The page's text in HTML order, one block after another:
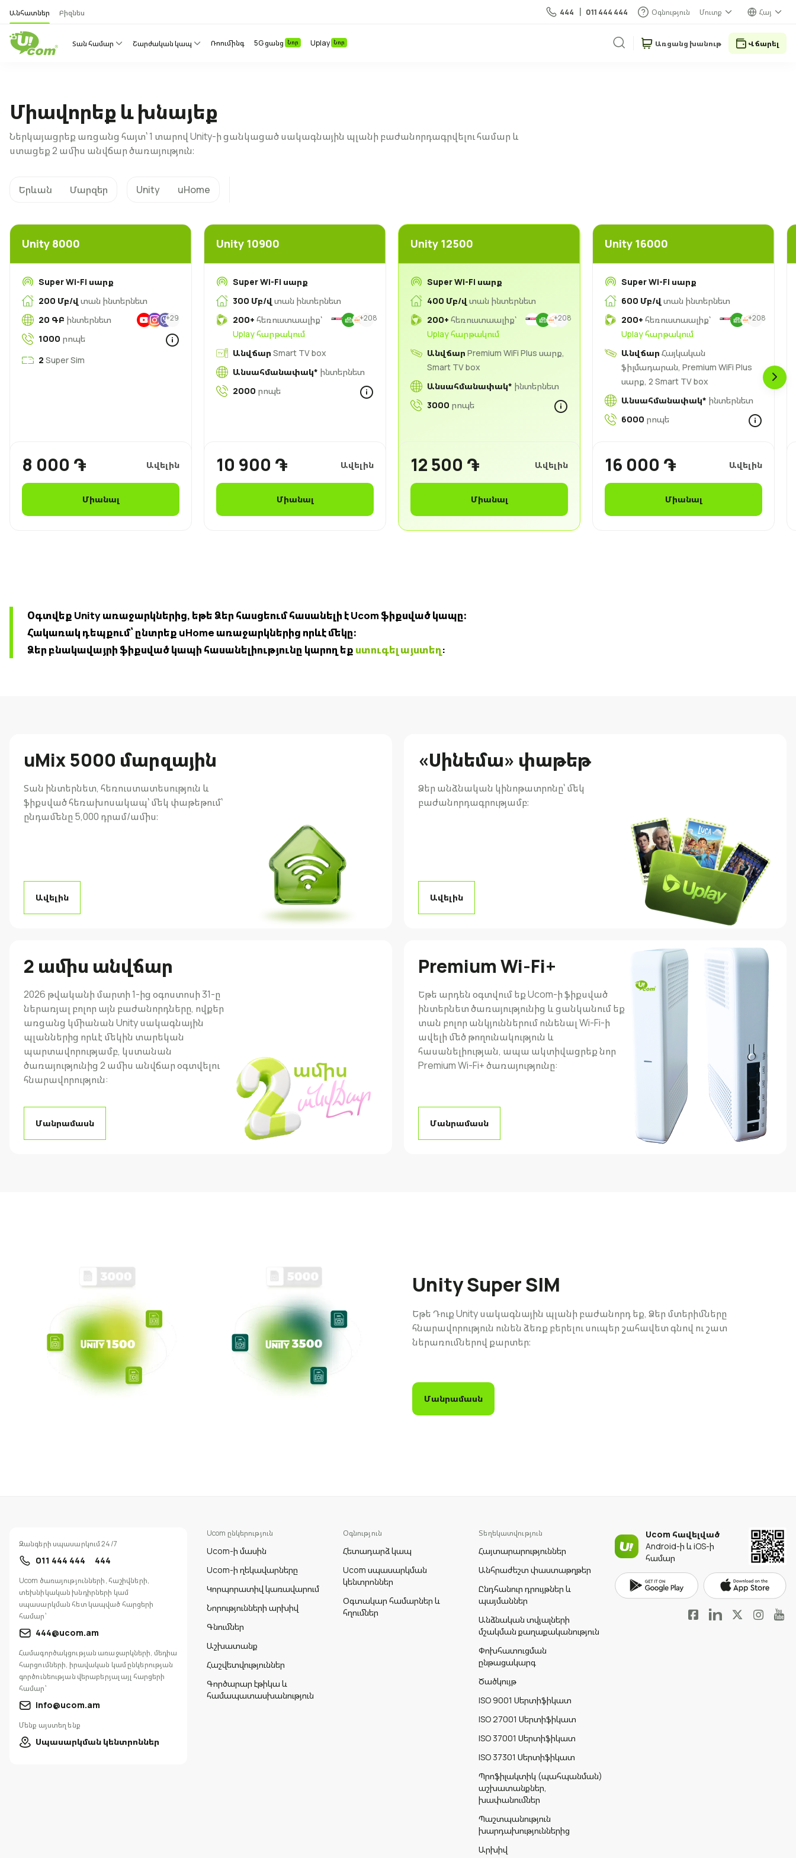
444 011 444 444 Օգնություն Հայ
Մուտք
Անհատներ Բիզնես
Տան համար Շարժական կապ Ռոումինգ 5G ցանց Նոր Uplay Նոր Առցանց խանութ Վճարել
Միավորեք և խնայեք
Ներկայացրեք առցանց հայտ՝ 1 տարով Unity-ի ցանկացած սակագնային պլանի բաժանորդագրվելու համար և
ստացեք 2 ամիս անվճար ծառայություն։
Երևան Մարզեր Unity uHome
Unity 8000
Super Wi-Fi սարք
200 Մբ/վ տան ինտերնետ
20 ԳԲ ինտերնետ +29
1000 րոպե
2 Super Sim
8 000 ֏ Ավելին
Միանալ
Unity 10900
Super Wi-Fi սարք
300 Մբ/վ տան ինտերնետ
200+ հեռուստաալիք՝
Uplay հարթակում
+208
Անվճար Smart TV box
Անսահմանափակ* ինտերնետ
2000 րոպե
10 900 ֏ Ավելին
Միանալ
Unity 12500
Super Wi-Fi սարք
400 Մբ/վ տան ինտերնետ
200+ հեռուստաալիք՝
Uplay հարթակում
+208
Անվճար Premium WiFi Plus սարք,
Smart TV box
Անսահմանափակ* ինտերնետ
3000 րոպե
12 500 ֏ Ավելին
Միանալ
Unity 16000
Super Wi-Fi սարք
600 Մբ/վ տան ինտերնետ
200+ հեռուստաալիք՝
Uplay հարթակում
+208
Անվճար Հայկական
ֆիլմադարան, Premium WiFi Plus
սարք, 2 Smart TV box
Անսահմանափակ* ինտերնետ
6000 րոպե
16 000 ֏ Ավելին
Միանալ
Օգտվեք Unity առաջարկներից, եթե Ձեր հասցեում հասանելի է Ucom ֆիքսված կապը։
Հակառակ դեպքում՝ ընտրեք uHome առաջարկներից որևէ մեկը։
Ձեր բնակավայրի ֆիքսված կապի հասանելիությունը կարող եք ստուգել այստեղ:
uMix 5000 մարզային
Տան ինտերնետ, հեռուստատեսություն և
ֆիքսված հեռախոսակապ՝ մեկ փաթեթում՝
ընդամենը 5,000 դրամ/ամիս։
Ավելին
«Սինեմա» փաթեթ
Ձեր անձնական կինոթատրոնը՝ մեկ
բաժանորդագրությամբ։
Ավելին
2 ամիս անվճար
2026 թվականի մարտի 1-ից օգոստոսի 31-ը
ներառյալ բոլոր այն բաժանորդները, ովքեր
առցանց կմիանան Unity սակագնային
պլաններից որևէ մեկին տարեկան
պարտավորությամբ, կստանան
ծառայությունից 2 ամիս անվճար օգտվելու
հնարավորություն:
Մանրամասն
Premium Wi-Fi+
Եթե արդեն օգտվում եք Ucom-ի ֆիքսված
ինտերնետ ծառայությունից և ցանկանում եք
տան բոլոր անկյուններում ունենալ Wi-Fi-ի
ավելի մեծ թողունակություն և
հասանելիության, ապա ակտիվացրեք նոր
Premium Wi-Fi+ ծառայությունը:
Մանրամասն
Unity Super SIM
Եթե Դուք Unity սակագնային պլանի բաժանորդ եք, Ձեր մտերիմները
հնարավորություն ունեն ձեռք բերելու սուպեր շահավետ գնով ու շատ
ներառումներով քարտեր։
Մանրամասն
Ucom ընկերություն
Ucom-ի մասին
Ucom-ի ղեկավարները
Կորպորատիվ կառավարում
Նորությունների արխիվ
Գնումներ
Աշխատանք
Հաշվետվություններ
Գործարար էթիկա և
համապատասխանություն
Օգնություն
Հետադարձ կապ
Ucom սպասարկման
կենտրոններ
Օգտակար համարներ և
հղումներ
Տեղեկատվություն
Հայտարարություններ
Անհրաժեշտ փաստաթղթեր
Ընդհանուր դրույթներ և
պայմաններ
Անձնական տվյալների
մշակման քաղաքականություն
Փոխհատուցման
ընթացակարգ
Ծածկույթ
ISO 9001 Սերտիֆիկատ
ISO 27001 Սերտիֆիկատ
ISO 37001 Սերտիֆիկատ
ISO 37301 Սերտիֆիկատ
Պրոֆիլակտիկ (պահպանման)
աշխատանքներ,
խափանումներ
Պաշտպանություն
խարդախություններից
Արխիվ
Զանգերի սպասարկում 24/7
011 444 444 444
Ucom ծառայությունների, հաշիվների,
տեխնիկական խնդիրների կամ
սպասարկման հետ կապված հարցերի
համար՝
444@ucom.am
Համագործակցության առաջարկների, մեդիա
հարցումների, իրավական կամ ընկերության
գործունեության վերաբերյալ այլ հարցերի
համար՝
info@ucom.am
Մենք այստեղ ենք
Սպասարկման կենտրոններ
Ucom հավելված
Android-ի և iOS-ի
համար